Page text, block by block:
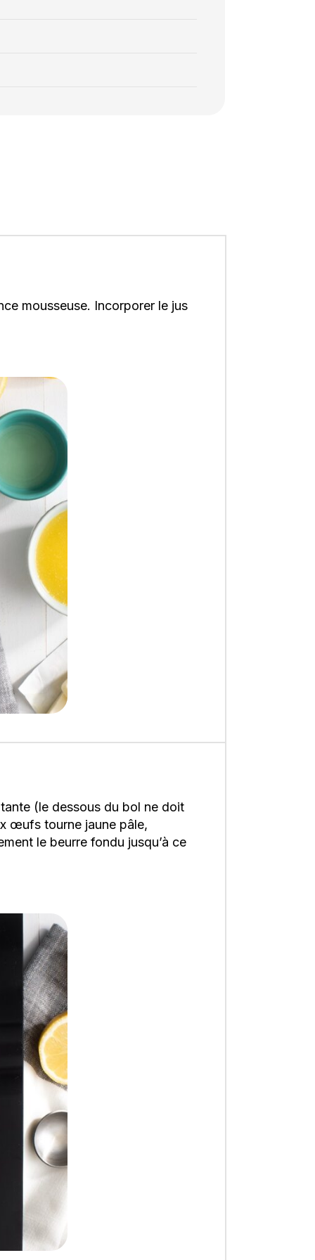
mousseuse. Incorporer le jus
(le dessous du bol ne doit
œufs tourne jaune pâle,
le beurre fondu jusqu’à ce